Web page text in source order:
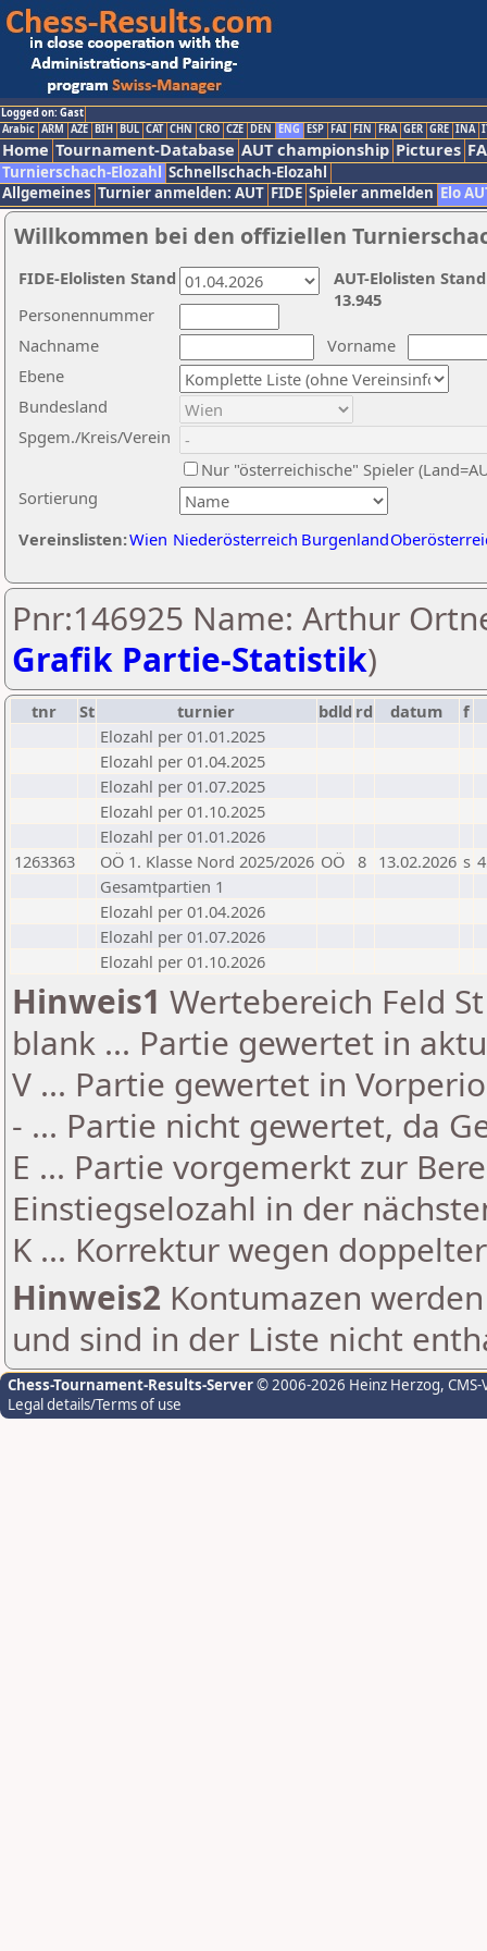
Logged on: Gast
Arabic ARM AZE BIH BUL CAT CHN CRO CZE DEN ENG ESP FAI FIN FRA GER GRE INA
Home Tournament-Database AUT championship Pictures
Turnierschach-Elozahl Schnellschach-Elozahl
Allgemeines Turnier anmelden: AUT FIDE Spieler anmelden Elo
Willkommen bei den offiziellen
Nachname
Vorname
Ebene
Sortierung
Personennummer
Bundesland
Spgem./Kreis/Verein
Nur "österreichische" Spieler
Vereinslisten:Wien Niederösterreich Burgenland
AUT-Elolisten
13.945
FIDE-Elolisten Stand
Pnr:146925 Name: Arthur
Grafik Partie-Statistik)
tnr St turnier bdld rd datum f
Elozahl per 01.01.2025
Elozahl per 01.04.2025
Elozahl per 01.07.2025
Elozahl per 01.10.2025
Elozahl per 01.01.2026
1263363
OÖ 1. Klasse Nord 2025/2026 OÖ 8 13.02.2026 s
Gesamtpartien 1
Elozahl per 01.04.2026
Elozahl per 01.07.2026
Elozahl per 01.10.2026
Hinweis1 Wertebereich Feld
blank ... Partie gewertet in
V ... Partie gewertet in
- ... Partie nicht gewertet, da
E ... Partie vorgemerkt zur
Einstiegselozahl in der
K ... Korrektur wegen
Hinweis2 Kontumazen
und sind in der Liste nicht
Chess-Tournament-Results-Server© 2006-2026 Heinz Herzog,
Legal details/Terms of use